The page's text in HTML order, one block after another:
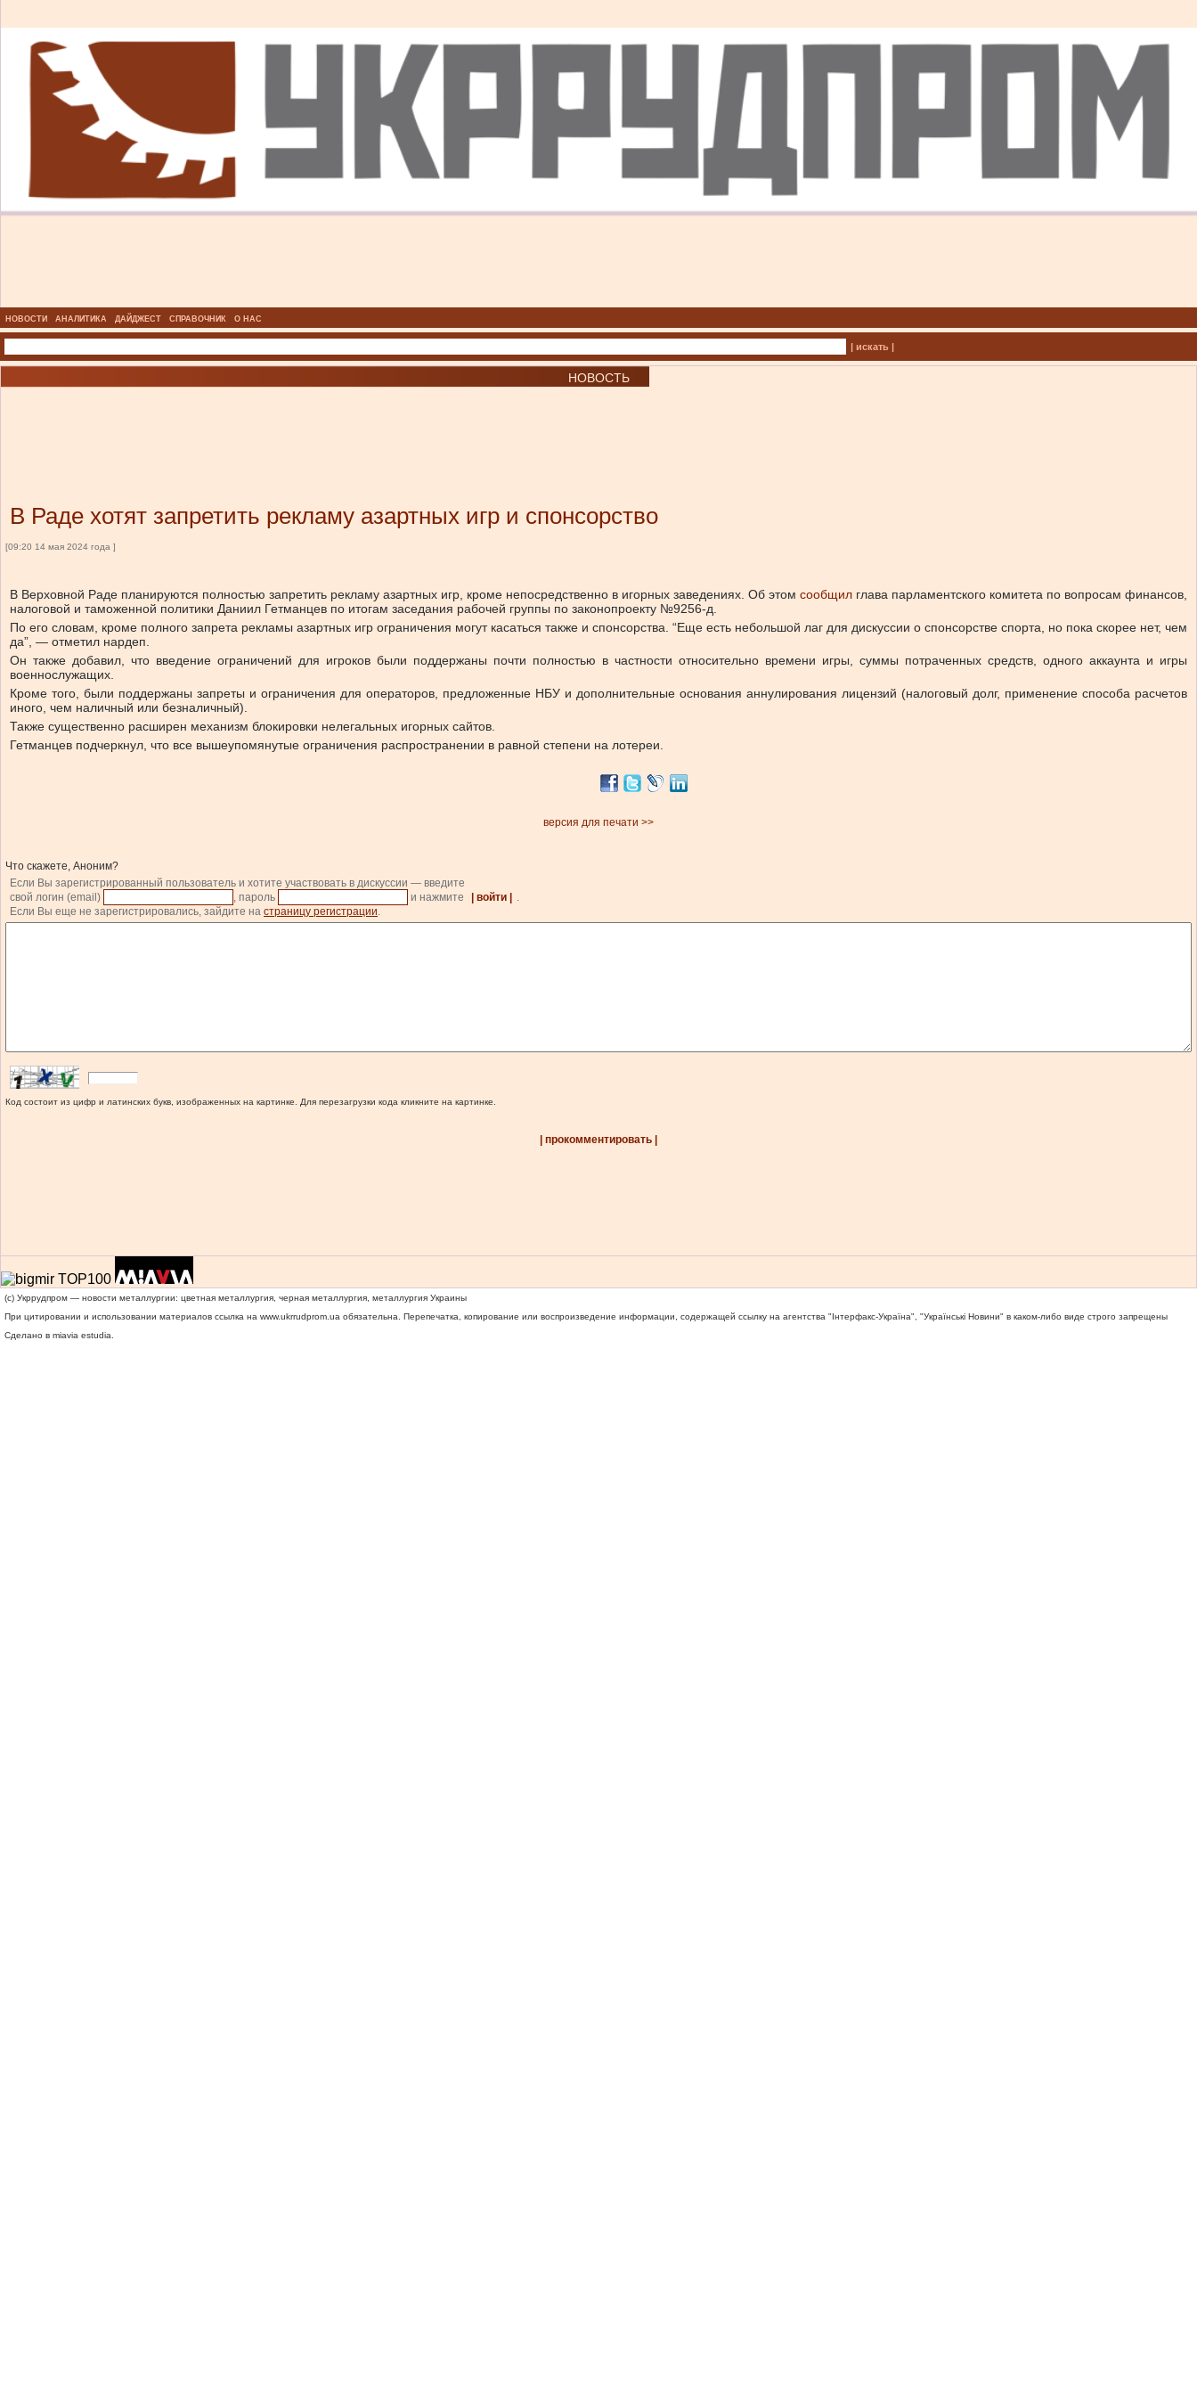
НОВОСТИ АНАЛИТИКА ДАЙДЖЕСТ СПРАВОЧНИК О НАС
| искать |
НОВОСТЬ
В Раде хотят запретить рекламу азартных игр и спонсорство
[09:20 14 мая 2024 года ]
В Верховной Раде планируются полностью запретить рекламу азартных игр, кроме непосредственно в игорных заведениях. Об этом сообщил глава парламентского комитета по вопросам финансов,
налоговой и таможенной политики Даниил Гетманцев по итогам заседания рабочей группы по законопроекту №9256-д.
По его словам, кроме полного запрета рекламы азартных игр ограничения могут касаться также и спонсорства. “Еще есть небольшой лаг для дискуссии о спонсорстве спорта, но пока скорее нет, чем
да”, — отметил нардеп.
Он также добавил, что введение ограничений для игроков были поддержаны почти полностью в частности относительно времени игры, суммы потраченных средств, одного аккаунта и игры
военнослужащих.
Кроме того, были поддержаны запреты и ограничения для операторов, предложенные НБУ и дополнительные основания аннулирования лицензий (налоговый долг, применение способа расчетов
иного, чем наличный или безналичный).
Также существенно расширен механизм блокировки нелегальных игорных сайтов.
Гетманцев подчеркнул, что все вышеупомянутые ограничения распространении в равной степени на лотереи.
версия для печати >>
Что скажете, Аноним?
Если Вы зарегистрированный пользователь и хотите участвовать в дискуссии — введите
свой логин (email)
, пароль и нажмите | войти |
.
Если Вы еще не зарегистрировались, зайдите на страницу регистрации.
Код состоит из цифр и латинских букв, изображенных на картинке. Для перезагрузки кода кликните на картинке.
| прокомментировать |
(c) Укррудпром — новости металлургии: цветная металлургия, черная металлургия, металлургия Украины
При цитировании и использовании материалов ссылка на www.ukrrudprom.ua обязательна. Перепечатка, копирование или воспроизведение информации, содержащей ссылку на агентства "Iнтерфакс-Україна", "Українськi Новини" в каком-либо виде строго запрещены
Сделано в miavia estudia.